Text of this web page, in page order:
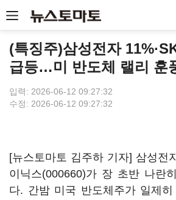
(특징주)삼성전자
급등…미 반도체 랠리 훈
입력: 2026-06-12 09:27:32
수정: 2026-06-12 09:27:32
[뉴스토마토 김주하 기자] 삼성전
이닉스(000660)가 장 초반 나란
다. 간밤 미국 반도체주가 일제